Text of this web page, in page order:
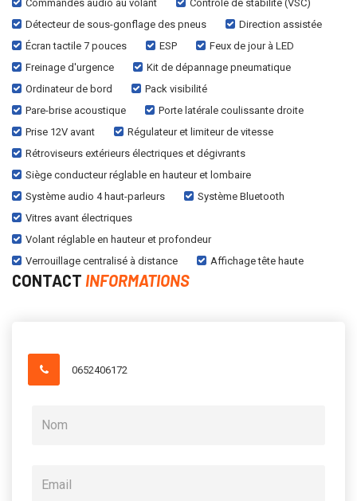
Commandes audio au volant
Contrôle de stabilité (VSC)
Détecteur de sous-gonflage des pneus
Direction assistée
Écran tactile 7 pouces
ESP
Feux de jour à LED
Freinage d'urgence
Kit de dépannage pneumatique
Ordinateur de bord
Pack visibilité
Pare-brise acoustique
Porte latérale coulissante droite
Prise 12V avant
Régulateur et limiteur de vitesse
Rétroviseurs extérieurs électriques et dégivrants
Siège conducteur réglable en hauteur et lombaire
Système audio 4 haut-parleurs
Système Bluetooth
Vitres avant électriques
Volant réglable en hauteur et profondeur
Verrouillage centralisé à distance
Affichage tête haute
CONTACT INFORMATIONS
0652406172